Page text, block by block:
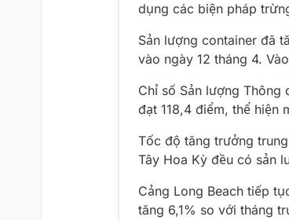
dụng các biện pháp
Sản lượng container đã
vào ngày 12 tháng 4.
Chỉ số Sản lượng
đạt 118,4 điểm, thể hiện
Tốc độ tăng trưởng
Tây Hoa Kỳ đều có sản
Cảng Long Beach tiếp
tăng 6,1% so với tháng